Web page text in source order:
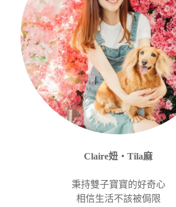
Claire妞‧Tila麻
秉持雙子寶寶的好奇心
相信生活不該被侷限